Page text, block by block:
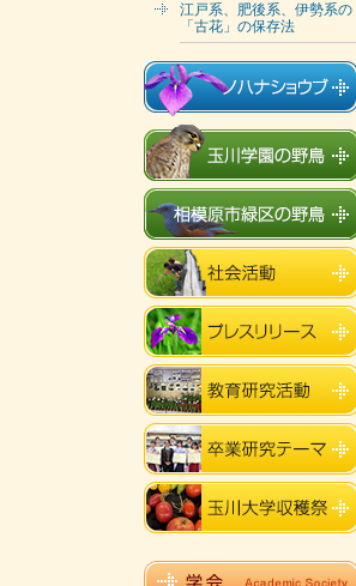
江戸系、肥後系、伊勢系の
「古花」の保存法